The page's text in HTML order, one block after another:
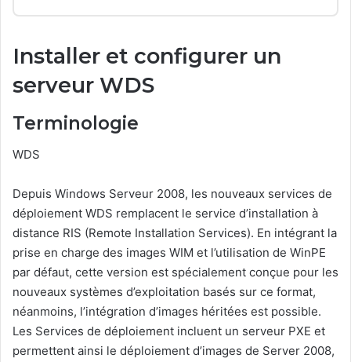
Installer et configurer un
serveur WDS
Terminologie
WDS
Depuis Windows Serveur 2008, les nouveaux services de
déploiement WDS remplacent le service d’installation à
distance RIS (Remote Installation Services). En intégrant la
prise en charge des images WIM et l’utilisation de WinPE
par défaut, cette version est spécialement conçue pour les
nouveaux systèmes d’exploitation basés sur ce format,
néanmoins, l’intégration d’images héritées est possible.
Les Services de déploiement incluent un serveur PXE et
permettent ainsi le déploiement d’images de Server 2008,